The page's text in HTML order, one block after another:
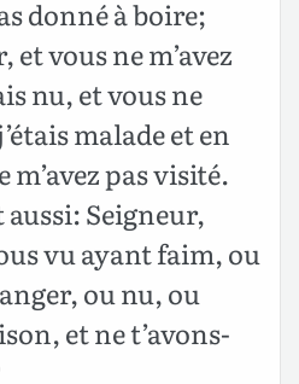
donné à boire;
et vous ne m’avez
nu, et vous ne
malade et en
pas visité.
Seigneur,
vu ayant faim, ou
ou nu, ou
et ne t’avons-